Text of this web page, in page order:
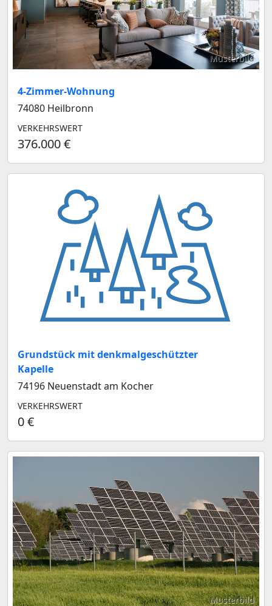
Musterbild
4-Zimmer-Wohnung
74080 Heilbronn
VERKEHRSWERT
376.000 €
Grundstück mit denkmalgeschützter
Kapelle
74196 Neuenstadt am Kocher
VERKEHRSWERT
0 €
Musterbild